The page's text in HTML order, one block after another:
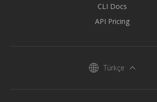
CLI Docs
API Pricing
Türkçe